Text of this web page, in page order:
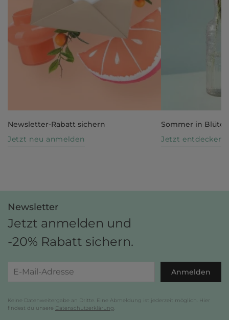
Newsletter-Rabatt sichern
Jetzt neu anmelden
Sommer in Blüte
Jetzt entdecken
Newsletter
Jetzt anmelden und
-20% Rabatt sichern.
Anmelden
Keine Datenweitergabe an Dritte. Eine Abmeldung ist jederzeit möglich. Hier
findest du unsere Datenschutzerklärung